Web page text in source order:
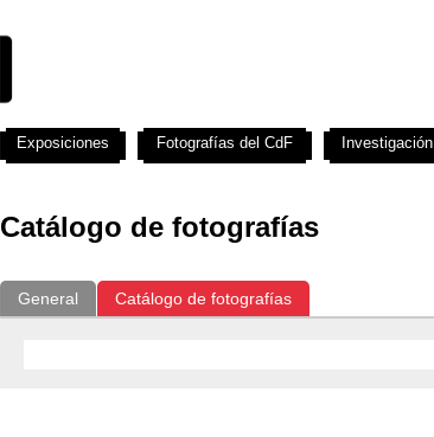
Catálogo de fotografías
General Catálogo de fotografías
Exposiciones Fotografías del CdF Investigación